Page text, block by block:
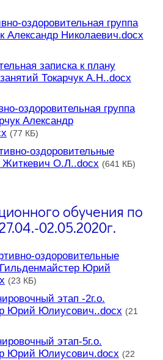
оздоровительная группа
Александр Николаевич.docx
записка к плану
Токарчук А.Н..docx
оздоровительная группа
Александр
(77 КБ)
оздоровительные
О.Л..docx (641 КБ)
обучения по
02.05.2020г.
оздоровительные
Юрий
(23 КБ)
этап -2г.о.
Юрий Юлиусович..docx (21
этап-5г.о.
Юрий Юлиусович.docx (22